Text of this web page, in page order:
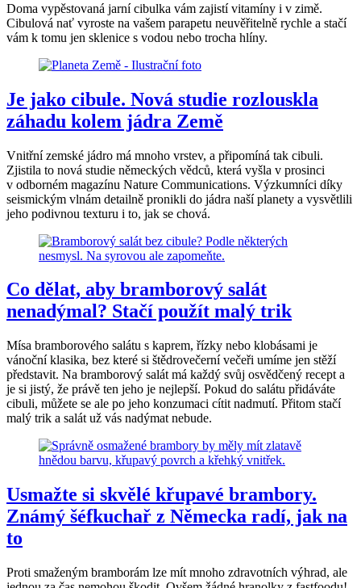
Doma vypěstovaná jarní cibulka vám zajistí vitamíny i v zimě.
Cibulová nať vyroste na vašem parapetu neuvěřitelně rychle a stačí
vám k tomu jen sklenice s vodou nebo trocha hlíny.
Je jako cibule. Nová studie rozlouskla
záhadu kolem jádra Země
Vnitřní zemské jádro má mnoho vrstev, a připomíná tak cibuli.
Zjistila to nová studie německých vědců, která vyšla v prosinci
v odborném magazínu Nature Communications. Výzkumníci díky
seismickým vlnám detailně pronikli do jádra naší planety a vysvětlili
jeho podivnou texturu i to, jak se chová.
Co dělat, aby bramborový salát
nenadýmal? Stačí použít malý trik
Mísa bramborového salátu s kaprem, řízky nebo klobásami je
vánoční klasika, bez které si štědrovečerní večeři umíme jen stěží
představit. Na bramborový salát má každý svůj osvědčený recept a
je si jistý, že právě ten jeho je nejlepší. Pokud do salátu přidáváte
cibuli, můžete se ale po jeho konzumaci cítit nadmutí. Přitom stačí
malý trik a salát už vás nadýmat nebude.
Usmažte si skvělé křupavé brambory.
Známý šéfkuchař z Německa radí, jak na
to
Proti smaženým bramborám lze mít mnoho zdravotních výhrad, ale